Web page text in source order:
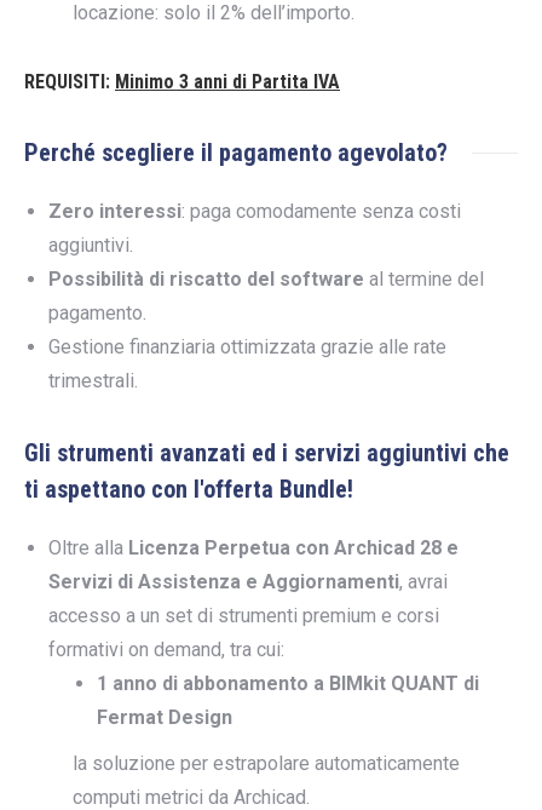
locazione: solo il 2% dell’importo.
REQUISITI: Minimo 3 anni di Partita IVA
Perché scegliere il pagamento agevolato?
Zero interessi: paga comodamente senza costi
aggiuntivi.
Possibilità di riscatto del software al termine del
pagamento.
Gestione finanziaria ottimizzata grazie alle rate
trimestrali.
Gli strumenti avanzati ed i servizi aggiuntivi che
ti aspettano con l'offerta Bundle!
Oltre alla Licenza Perpetua con Archicad 28 e
Servizi di Assistenza e Aggiornamenti, avrai
accesso a un set di strumenti premium e corsi
formativi on demand, tra cui:
1 anno di abbonamento a BIMkit QUANT di
Fermat Design
la soluzione per estrapolare automaticamente
computi metrici da Archicad.